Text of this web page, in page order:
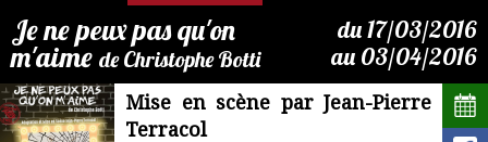
Je ne peux pas qu'on
m'aime de Christophe Botti
du 17/03/2016
au 03/04/2016
Mise en scène par Jean-Pierre
Terracol